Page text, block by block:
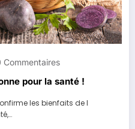
Commentaires
pour la santé !
les bienfaits de l